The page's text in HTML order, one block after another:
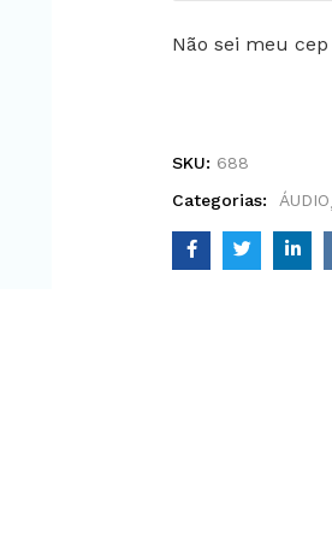
Não sei meu cep
SKU: 688
Categorias:
ÁUDIO